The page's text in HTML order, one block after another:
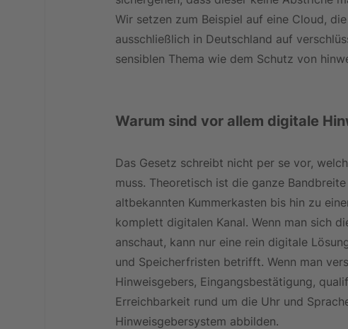
Wir setzen zum Beispiel auf eine Cloud,
ausschließlich in Deutschland auf
sensiblen Thema wie dem Schutz von
Warum sind vor allem digitale
Das Gesetz schreibt nicht per se vor,
muss. Theoretisch ist die ganze
altbekannten Kummerkasten bis hin zu
komplett digitalen Kanal. Wenn man sich
anschaut, kann nur eine rein digitale
und Speicherfristen betrifft. Wenn man
Hinweisgebers, Eingangsbestätigung,
Erreichbarkeit rund um die Uhr und
Hinweisgebersystem abbilden.